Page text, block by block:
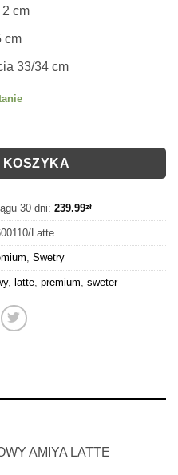
cm
cm
33/34 cm
LATTE
KOSZYKA
30 dni: 239.99zł
Latte
, Swetry
, latte, premium, sweter
AMIYA LATTE